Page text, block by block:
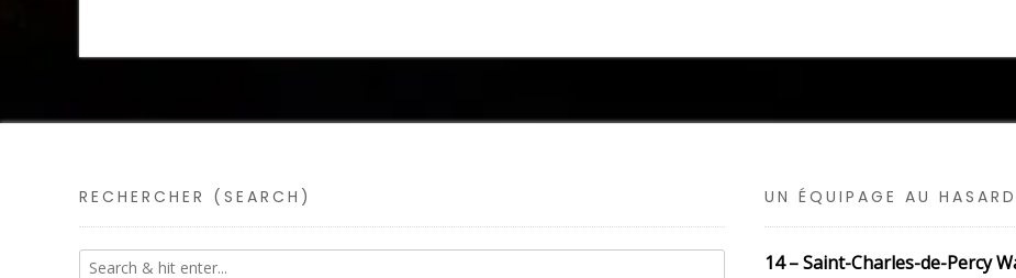
RECHERCHER (SEARCH) UN ÉQUIPAGE AU
14 – Saint-Charles-de-Percy